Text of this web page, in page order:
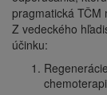
pragmatická TČM
Z vedeckého
účinku: